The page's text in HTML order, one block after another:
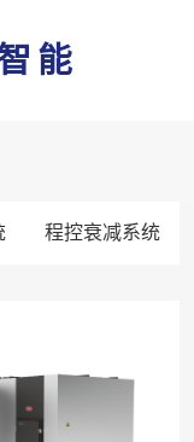
能
能
程控衰减系统